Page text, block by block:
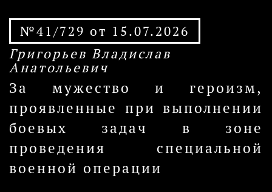
№41/729 от 15.07.2026
Григорьев Владислав
Анатольевич
За мужество и героизм,
проявленные при выполнении
боевых задач в зоне
проведения специальной
военной операции